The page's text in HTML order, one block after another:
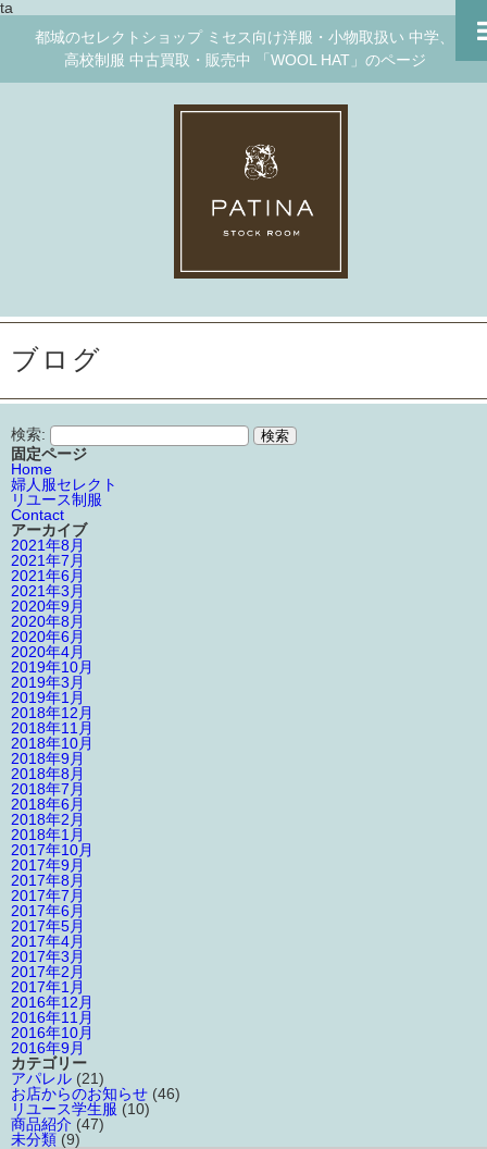
ta
都城のセレクトショップ ミセス向け洋服・小物取扱い 中学、
高校制服 中古買取・販売中 「WOOL HAT」のページ
ブログ
検索:
固定ページ
Home
婦人服セレクト
リユース制服
Contact
アーカイブ
2021年8月
2021年7月
2021年6月
2021年3月
2020年9月
2020年8月
2020年6月
2020年4月
2019年10月
2019年3月
2019年1月
2018年12月
2018年11月
2018年10月
2018年9月
2018年8月
2018年7月
2018年6月
2018年2月
2018年1月
2017年10月
2017年9月
2017年8月
2017年7月
2017年6月
2017年5月
2017年4月
2017年3月
2017年2月
2017年1月
2016年12月
2016年11月
2016年10月
2016年9月
カテゴリー
アパレル (21)
お店からのお知らせ (46)
リユース学生服 (10)
商品紹介 (47)
未分類 (9)